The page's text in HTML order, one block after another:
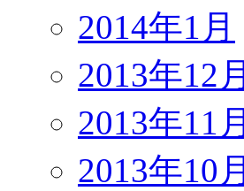
2014年1月
2013年12月
2013年11月
2013年10月